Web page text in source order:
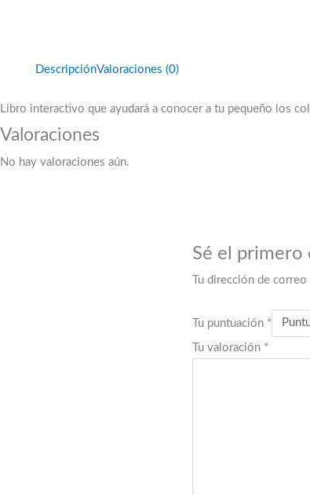
DescripciónValoraciones (0)
Libro interactivo que ayudará a conocer a tu pequeño los
Valoraciones
No hay valoraciones aún.
Sé el primero
Tu dirección de
Tu puntuación *
Tu valoración *